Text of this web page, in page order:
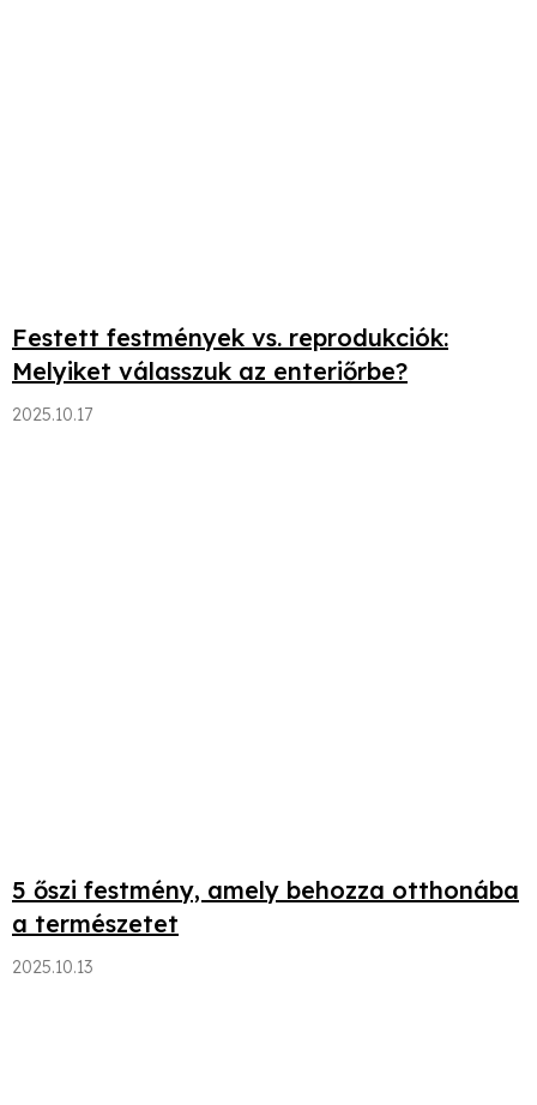
Festett festmények vs. reprodukciók:
Melyiket válasszuk az enteriőrbe?
2025.10.17
5 őszi festmény, amely behozza otthonába
a természetet
2025.10.13